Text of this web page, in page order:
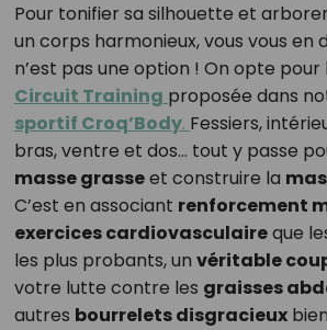
Pour tonifier sa silhouette et
un corps harmonieux, vous vous en
n’est pas une option ! On opte
Circuit Training proposée dans
sportif Croq’Body. Fessiers,
bras, ventre et dos… tout y passe
masse grasseet construire la
C’est en associant renforcement
exercices cardiovasculaireque
les plus probants, un véritable
votre lutte contre les graisses
autres bourrelets disgracieux